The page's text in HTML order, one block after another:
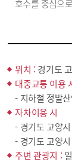
호수를 중심으
위치 : 경기도
대중교통 이용
- 지하철 정발
자차이용 시
- 경기도 고양
- 경기도 고양
주변 관광지 :